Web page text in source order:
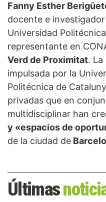
Fanny Esther
docente e
Universidad
representante en
Verd de Proximitat.
impulsada por la
Politécnica de
privadas que en
multidisciplinar han
y «espacios de
de la ciudad de
Últimas